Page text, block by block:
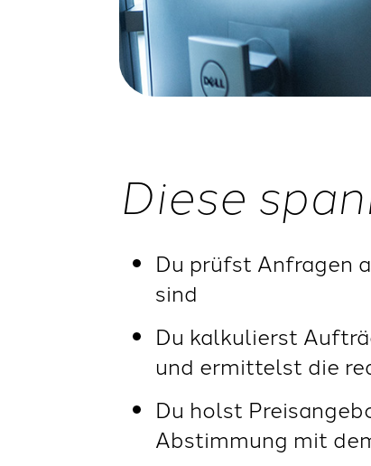
Diese
Du prüfst Anfragen
sind
Du kalkulierst
und ermittelst die
Du holst
Abstimmung mit